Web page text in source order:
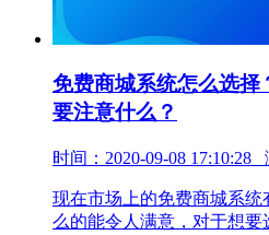
免费商城系统怎么选择
要注意什么？
时间：2020-09-08 17:10:28
现在市场上的免费商城系
么的能令人满意，对于想要